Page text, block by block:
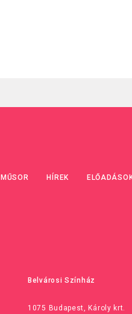
MŰSOR HÍREK
Belvárosi Színház
1075 Budapest, Károly krt.